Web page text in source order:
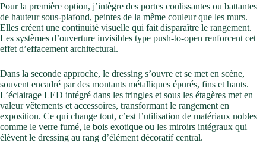
Pour la première option, j’intègre des portes coulissantes ou battantes
de hauteur sous-plafond, peintes de la même couleur que les murs.
Elles créent une continuité visuelle qui fait disparaître le rangement.
Les systèmes d’ouverture invisibles type push-to-open renforcent cet
effet d’effacement architectural.
Dans la seconde approche, le dressing s’ouvre et se met en scène,
souvent encadré par des montants métalliques épurés, fins et hauts.
L’éclairage LED intégré dans les tringles et sous les étagères met en
valeur vêtements et accessoires, transformant le rangement en
exposition. Ce qui change tout, c’est l’utilisation de matériaux nobles
comme le verre fumé, le bois exotique ou les miroirs intégraux qui
élèvent le dressing au rang d’élément décoratif central.